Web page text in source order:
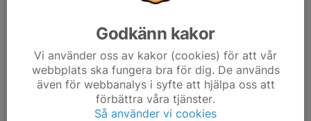
Ingen tränare 17/4 uppdatering
1 kommentar
Uppdatering: Det kommer vara en tränare på plats
Godkänn kakor
Vi använder oss av kakor (cookies) för att vår
webbplats ska fungera bra för dig. De används
även för webbanalys i syfte att hjälpa oss att
förbättra våra tjänster.
Så använder vi cookies